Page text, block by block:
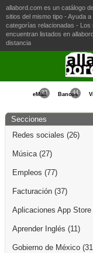
allabord.com es un catálogo
sitios del mismo tipo - Ayuda
categorías relacionadas -
encuentran listados en
distancia
eMail
23 Bancos
44
Secciones
Redes sociales (26)
Música(27)
Empleos (77)
Facturación (37)
Aplicaciones App Store
Aprender Inglés (11)
Gobierno de México